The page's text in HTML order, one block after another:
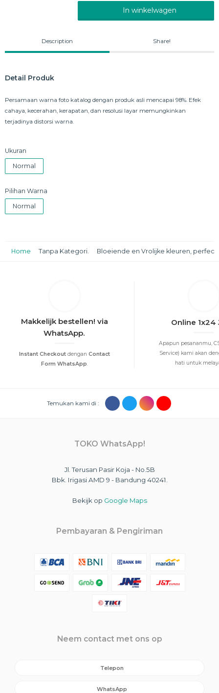
In winkelwagen
Description Share!
Detail Produk
Persamaan warna foto katalog dengan produk asli mencapai 98%. Efek
cahaya, kecerahan, kerapatan, dan resolusi layar memungkinkan
terjadinya distorsi warna.
Ukuran
Normal
Pilihan Warna
Normal
Home Tanpa Kategori. Bloeiende en Vrolijke kleuren, perfect
Makkelijk bestellen! via
WhatsApp.
Instant Checkoutdengan Contact
Form WhatsApp
Online 1x24
Apapun pesananmu,
Service) kami akan
hati untuk
Temukan kami di :
TOKO WhatsApp!
Jl. Terusan Pasir Koja - No.5B
Bbk. Irigasi AMD 9 - Bandung 40241.
Bekijk op Google Maps
Pembayaran & Pengiriman
Neem contact met ons op
Telepon
WhatsApp